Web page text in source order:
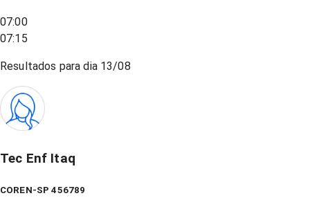
07:00
07:15
Resultados para dia 13/08
Tec Enf Itaq
COREN-SP 456789